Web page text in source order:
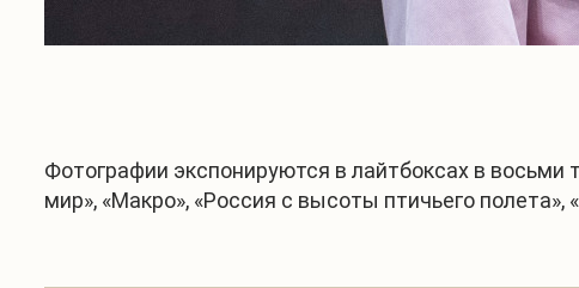
Фотографии экспонируются в лайтбоксах в
мир», «Макро», «Россия с высоты птичьего